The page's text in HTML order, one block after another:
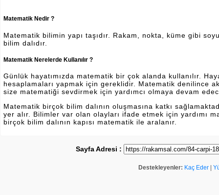
Matematik Nedir ?
Matematik bilimin yapı taşıdır. Rakam, nokta, küme gibi
bilim dalıdır.
Matematik Nerelerde Kullanılır ?
Günlük hayatımızda matematik bir çok alanda kullanılır.
hesaplamaları yapmak için gereklidir. Matematik denilince
size matematiği sevdirmek için yardımcı olmaya devam
Matematik birçok bilim dalının oluşmasına katkı
yer alır. Bilimler var olan olayları ifade etmek için yardımı
birçok bilim dalının kapısı matematik ile aralanır.
Sayfa Adresi :
Destekleyenler: Kaç Eder